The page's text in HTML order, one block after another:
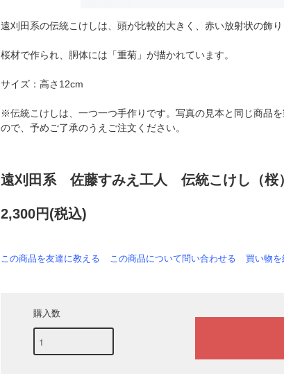
遠刈田系の伝統こけしは、頭が比較的大きく、赤い放射状の飾り
桜材で作られ、胴体には「重菊」が描かれています。
サイズ：高さ12cm
※伝統こけしは、一つ一つ手作りです。写真の見本と同じ商品
ので、予めご了承のうえご注文ください。
遠刈田系 佐藤すみえ工人 伝統こけし（
2,300円(税込)
この商品を友達に教える この商品について問い合わせる 買い物を
購入数